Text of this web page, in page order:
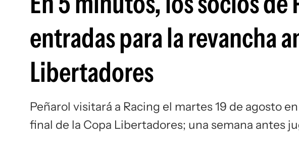
entradas para la revancha
Libertadores
Peñarol visitará a Racing el martes 19 de agosto
final de la Copa Libertadores; una semana antes